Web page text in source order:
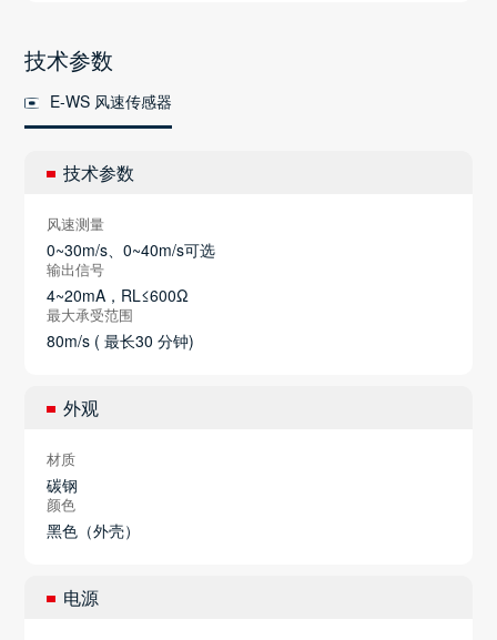
技术参数
E-WS 风速传感器
技术参数
风速测量
0~30m/s、0~40m/s可选
输出信号
4~20mA，RL≤600Ω
最大承受范围
80m/s ( 最长30 分钟)
外观
材质
碳钢
颜色
黑色（外壳）
电源